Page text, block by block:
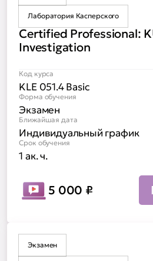
Лаборатория Касперского
Certified Professional:
Investigation
Код курса
KLE 051.4 Basiс
Форма обучения
Экзамен
Ближайшая дата
Индивидуальный график
Срок обучения
1 ак. ч.
5 000 ₽
Экзамен